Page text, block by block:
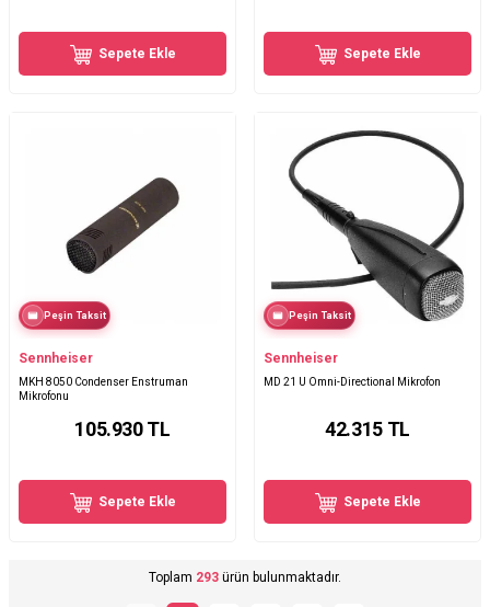
Sepete Ekle Sepete Ekle
Peşin Taksit
Sennheiser
MKH 8050 Condenser Enstruman
Mikrofonu
105.930TL
Sepete Ekle
Peşin Taksit
Sennheiser
MD 21 U Omni-Directional Mikrofon
42.315TL
Sepete Ekle
Toplam 293 ürün bulunmaktadır.